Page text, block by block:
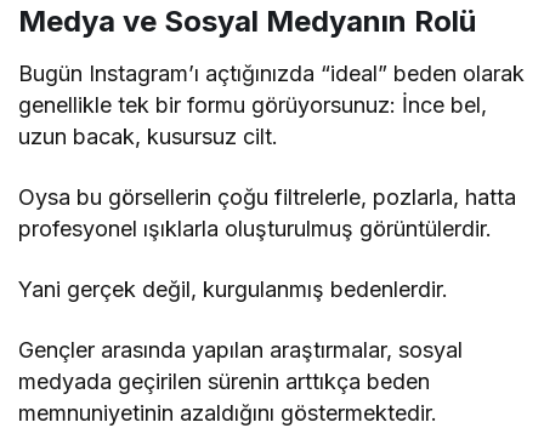
Medya ve Sosyal Medyanın Rolü
Bugün Instagram’ı açtığınızda “ideal” beden olarak
genellikle tek bir formu görüyorsunuz: İnce bel,
uzun bacak, kusursuz cilt.
Oysa bu görsellerin çoğu filtrelerle, pozlarla, hatta
profesyonel ışıklarla oluşturulmuş görüntülerdir.
Yani gerçek değil, kurgulanmış bedenlerdir.
Gençler arasında yapılan araştırmalar, sosyal
medyada geçirilen sürenin arttıkça beden
memnuniyetinin azaldığını göstermektedir.